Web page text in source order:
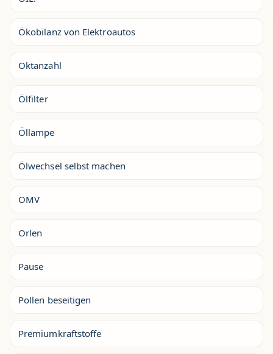
Ökobilanz von Elektroautos
Oktanzahl
Ölfilter
Öllampe
Ölwechsel selbst machen
OMV
Orlen
Pause
Pollen beseitigen
Premiumkraftstoffe